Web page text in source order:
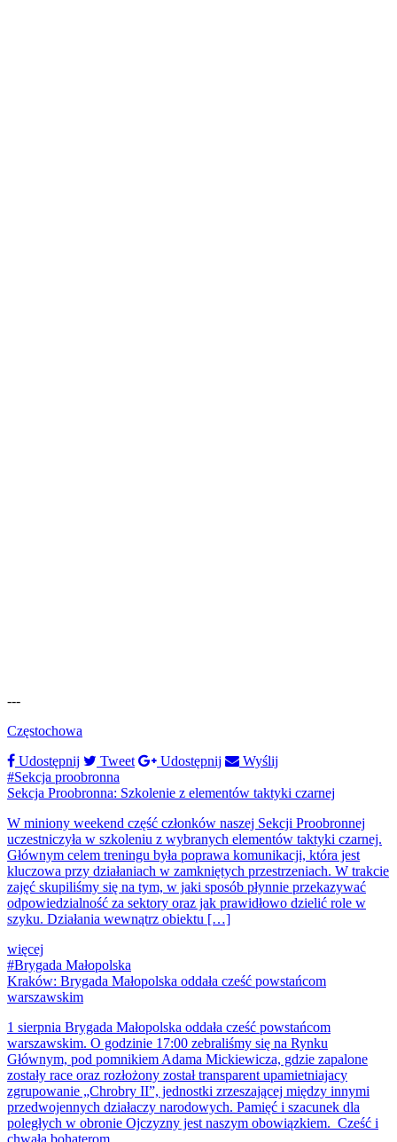
---
Częstochowa
Udostępnij
Tweet Udostępnij
Wyślij
#Sekcja proobronna
Sekcja Proobronna: Szkolenie z elementów taktyki czarnej
W miniony weekend część członków naszej Sekcji Proobronnej
uczestniczyła w szkoleniu z wybranych elementów taktyki czarnej.
Głównym celem treningu była poprawa komunikacji, która jest
kluczowa przy działaniach w zamkniętych przestrzeniach. W trakcie
zajęć skupiliśmy się na tym, w jaki sposób płynnie przekazywać
odpowiedzialność za sektory oraz jak prawidłowo dzielić role w
szyku. Działania wewnątrz obiektu […]
więcej
#Brygada Małopolska
Kraków: Brygada Małopolska oddała cześć powstańcom
warszawskim
1 sierpnia Brygada Małopolska oddała cześć powstańcom
warszawskim. O godzinie 17:00 zebraliśmy się na Rynku
Głównym, pod pomnikiem Adama Mickiewicza, gdzie zapalone
zostały race oraz rozłożony został transparent upamietniajacy
zgrupowanie „Chrobry II”, jednostki zrzeszającej między innymi
przedwojennych działaczy narodowych. Pamięć i szacunek dla
poległych w obronie Ojczyzny jest naszym obowiązkiem. Cześć i
chwała bohaterom